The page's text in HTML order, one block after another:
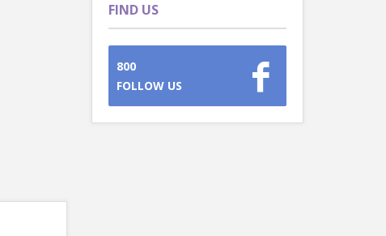
FIND US
800
FOLLOW US